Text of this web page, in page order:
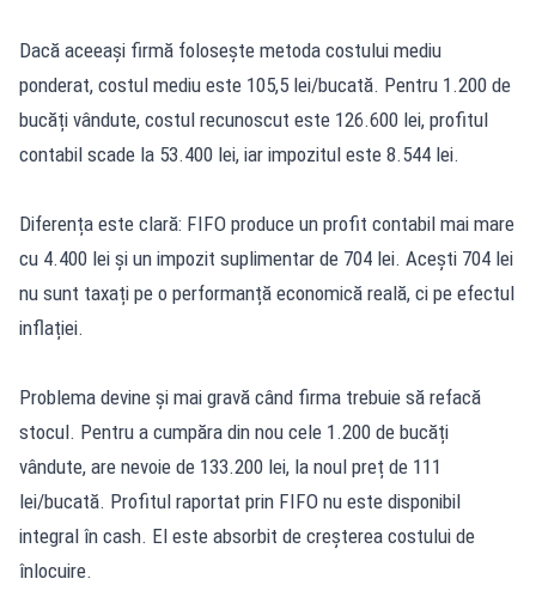
Dacă aceeași firmă folosește metoda costului mediu
ponderat, costul mediu este 105,5 lei/bucată. Pentru 1.200 de
bucăți vândute, costul recunoscut este 126.600 lei, profitul
contabil scade la 53.400 lei, iar impozitul este 8.544 lei.
Diferența este clară: FIFO produce un profit contabil mai mare
cu 4.400 lei și un impozit suplimentar de 704 lei. Acești 704 lei
nu sunt taxați pe o performanță economică reală, ci pe efectul
inflației.
Problema devine și mai gravă când firma trebuie să refacă
stocul. Pentru a cumpăra din nou cele 1.200 de bucăți
vândute, are nevoie de 133.200 lei, la noul preț de 111
lei/bucată. Profitul raportat prin FIFO nu este disponibil
integral în cash. El este absorbit de creșterea costului de
înlocuire.